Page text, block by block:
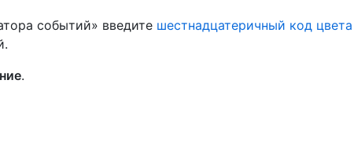
событий» введите шестнадцатеричный код цвета
.